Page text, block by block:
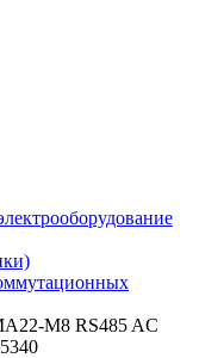
M8 RS485 AC